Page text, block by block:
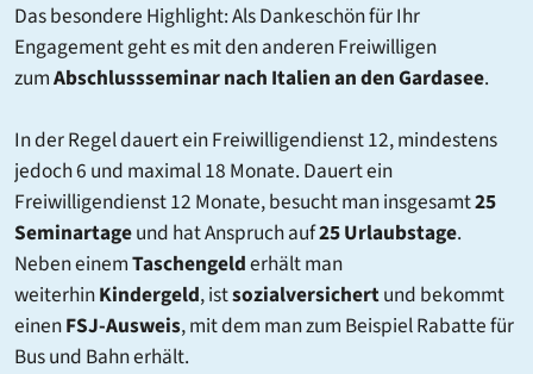
Das besondere Highlight: Als Dankeschön für Ihr
Engagement geht es mit den anderen Freiwilligen
zumAbschlussseminar nach Italien an den Gardasee.
In der Regel dauert ein Freiwilligendienst 12, mindestens
jedoch 6 und maximal 18 Monate. Dauert ein
Freiwilligendienst 12 Monate, besucht man insgesamt25
Seminartageund hat Anspruch auf25 Urlaubstage.
Neben einemTaschengelderhält man
weiterhinKindergeld, istsozialversichertund bekommt
einenFSJ-Ausweis, mit dem man zum Beispiel Rabatte für
Bus und Bahn erhält.